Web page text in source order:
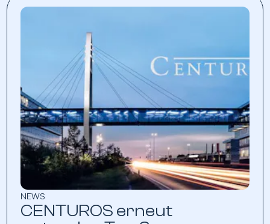
NEWS
CENTUROS erneut